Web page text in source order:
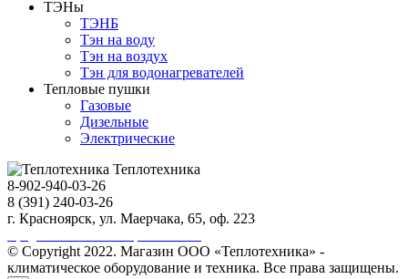
ТЭНы
ТЭНБ
Тэн на воду
Тэн на воздух
Тэн для водонагревателей
Тепловые пушки
Газовые
Дизельные
Электрические
Теплотехника
8-902-940-03-26
8 (391) 240-03-26
г. Красноярск, ул. Маерчака, 65, оф. 223
© Copyright 2022. Магазин ООО «Теплотехника» -
климатическое оборудование и техника. Все права защищены.